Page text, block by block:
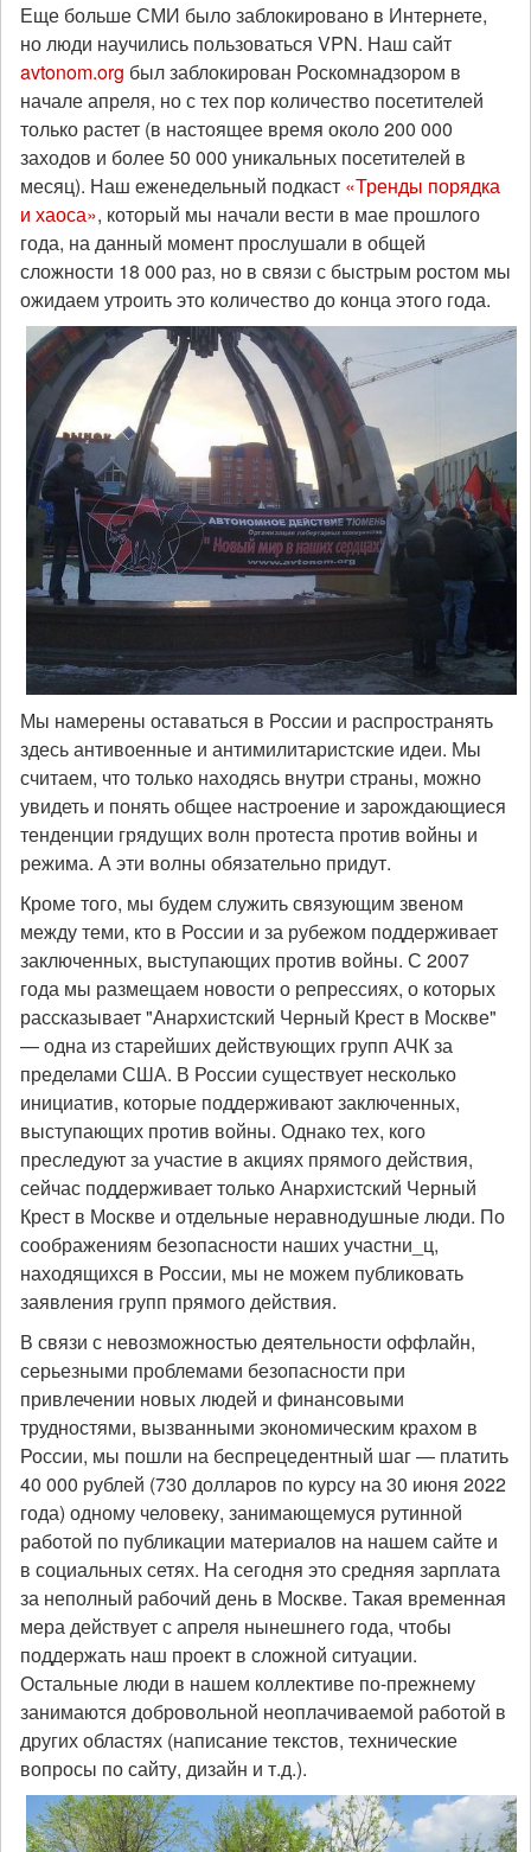
Еще больше СМИ было заблокировано в Интернете,
но люди научились пользоваться VPN. Наш сайт
avtonom.org был заблокирован Роскомнадзором в
начале апреля, но с тех пор количество посетителей
только растет (в настоящее время около 200 000
заходов и более 50 000 уникальных посетителей в
месяц). Наш еженедельный подкаст «Тренды порядка
и хаоса», который мы начали вести в мае прошлого
года, на данный момент прослушали в общей
сложности 18 000 раз, но в связи с быстрым ростом мы
ожидаем утроить это количество до конца этого года.
Мы намерены оставаться в России и распространять
здесь антивоенные и антимилитаристские идеи. Мы
считаем, что только находясь внутри страны, можно
увидеть и понять общее настроение и зарождающиеся
тенденции грядущих волн протеста против войны и
режима. А эти волны обязательно придут.
Кроме того, мы будем служить связующим звеном
между теми, кто в России и за рубежом поддерживает
заключенных, выступающих против войны. С 2007
года мы размещаем новости о репрессиях, о которых
рассказывает "Анархистский Черный Крест в Москве"
— одна из старейших действующих групп АЧК за
пределами США. В России существует несколько
инициатив, которые поддерживают заключенных,
выступающих против войны. Однако тех, кого
преследуют за участие в акциях прямого действия,
сейчас поддерживает только Анархистский Черный
Крест в Москве и отдельные неравнодушные люди. По
соображениям безопасности наших участни_ц,
находящихся в России, мы не можем публиковать
заявления групп прямого действия.
В связи с невозможностью деятельности оффлайн,
серьезными проблемами безопасности при
привлечении новых людей и финансовыми
трудностями, вызванными экономическим крахом в
России, мы пошли на беспрецедентный шаг — платить
40 000 рублей (730 долларов по курсу на 30 июня 2022
года) одному человеку, занимающемуся рутинной
работой по публикации материалов на нашем сайте и
в социальных сетях. На сегодня это средняя зарплата
за неполный рабочий день в Москве. Такая временная
мера действует с апреля нынешнего года, чтобы
поддержать наш проект в сложной ситуации.
Остальные люди в нашем коллективе по-прежнему
занимаются добровольной неоплачиваемой работой в
других областях (написание текстов, технические
вопросы по сайту, дизайн и т.д.).